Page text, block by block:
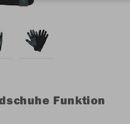
Funktion